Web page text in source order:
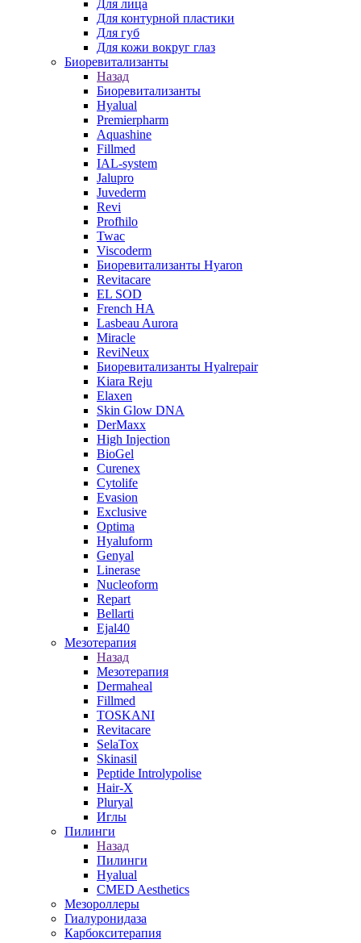
Для лица
Для контурной пластики
Для губ
Для кожи вокруг глаз
Биоревитализанты
Назад
Биоревитализанты
Hyalual
Premierpharm
Aquashine
Fillmed
IAL-system
Jalupro
Juvederm
Revi
Profhilo
Twac
Viscoderm
Биоревитализанты Hyaron
Revitacare
EL SOD
French HA
Lasbeau Aurora
Miracle
ReviNeux
Биоревитализанты Hyalrepair
Kiara Reju
Elaxen
Skin Glow DNA
DerMaxx
High Injection
BioGel
Curenex
Cytolife
Evasion
Exclusive
Optima
Hyaluform
Genyal
Linerase
Nucleoform
Repart
Bellarti
Ejal40
Мезотерапия
Назад
Мезотерапия
Dermaheal
Fillmed
TOSKANI
Revitacare
SelaTox
Skinasil
Peptide Introlypolise
Hair-X
Pluryal
Иглы
Пилинги
Назад
Пилинги
Hyalual
CMED Aesthetics
Мезороллеры
Гиалуронидаза
Карбокситерапия